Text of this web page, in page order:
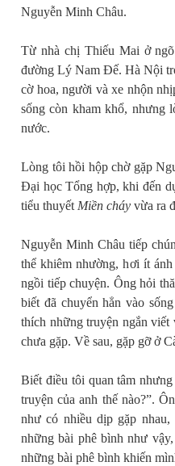
Nguyễn Minh Châu.
Từ nhà chị Thiếu Mai ở
đường Lý Nam Đế. Hà Nội
cờ hoa, người và xe nhộn
sống còn kham khổ, nhưng
nước.
Lòng tôi hồi hộp chờ gặp
Đại học Tổng hợp, khi đến
tiểu thuyết Miền cháy vừa ra
Nguyễn Minh Châu tiếp
thể khiêm nhường, hơi ít
ngồi tiếp chuyện. Ông hỏi
biết đã chuyển hẳn vào
thích những truyện ngắn viết
chưa gặp. Về sau, gặp gỡ ở
Biết điều tôi quan tâm
truyện của anh thế nào?”.
như có nhiều dịp gặp
những bài phê bình như
những bài phê bình khiến